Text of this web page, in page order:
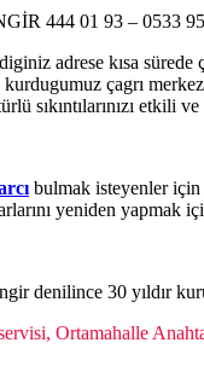
444 01 93 – 0533
adrese kısa
kurdugumuz çagrı
sıkıntılarınızı etkili
bulmak isteyenler için
yeniden yapmak
denilince 30 yıldır
Ortamahalle